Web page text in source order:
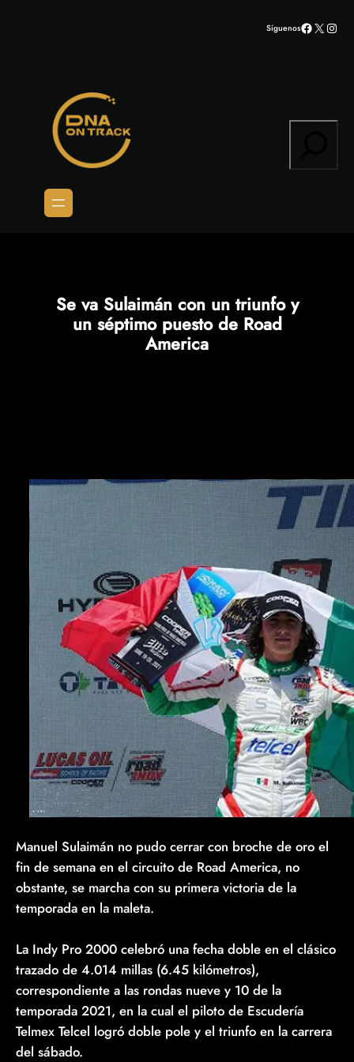
SíguenosFacebook
X
Se va Sulaimán con un triunfo y
un séptimo puesto de Road
America
Manuel Sulaimán no pudo cerrar con broche de oro el
fin de semana en el circuito de Road America, no
obstante, se marcha con su primera victoria de la
temporada en la maleta.
La Indy Pro 2000 celebró una fecha doble en el clásico
trazado de 4.014 millas (6.45 kilómetros),
correspondiente a las rondas nueve y 10 de la
temporada 2021, en la cual el piloto de Escudería
Telmex Telcel logró doble pole y el triunfo en la carrera
del sábado.